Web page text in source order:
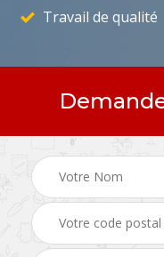
Travail de qualité